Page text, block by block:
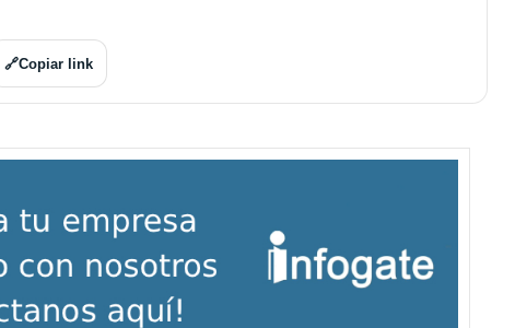
🔗Copiar link